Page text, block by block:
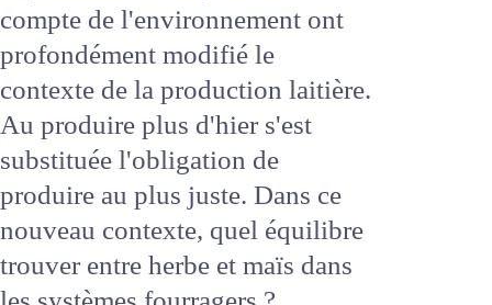
exploitations et la prise en
compte de l'environnement ont
profondément modifié le
contexte de la production
laitière. Au produire plus d'hier
s'est substituée l'obligation de
produire au plus juste. Dans ce
nouveau contexte, quel équilibre